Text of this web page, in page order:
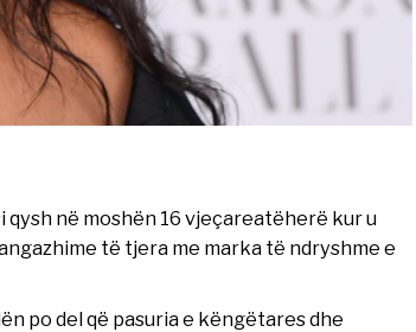
në moshën 16 vjeçareatëherë kur u
të tjera me marka të ndryshme e
po del që pasuria e këngëtares dhe